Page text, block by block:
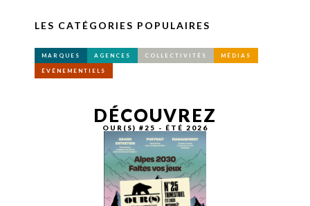
LES CATÉGORIES POPULAIRES
MARQUES AGENCES COLLECTIVITÉS MÉDIAS
ÉVÉNEMENTIELS
DÉCOUVREZ
OUR(S) #25 - ÉTÉ 2026